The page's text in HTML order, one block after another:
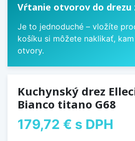
Vŕtanie otvorov do drezu
Je to jednoduché – vložíte
košíku si môžete naklikať,
otvory.
Kuchynský drez
Bianco titano G68
179,72 € s DPH